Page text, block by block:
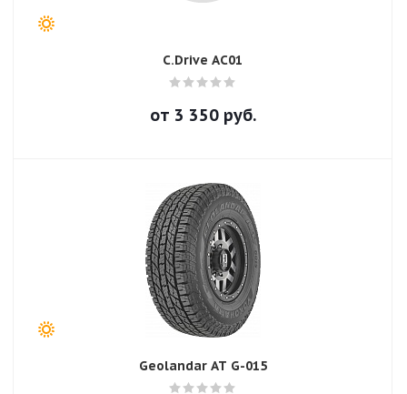
C.Drive AC01
от 3 350руб.
Geolandar AT G-015